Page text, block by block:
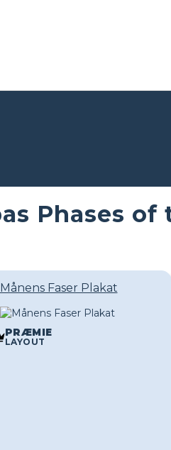
Phases
Månens Faser Plakat
PRÆMIE
LAYOUT